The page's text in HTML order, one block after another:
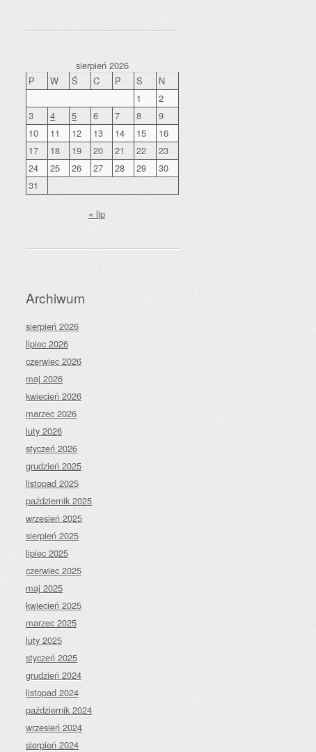
sierpień 2026
P
W Ś C P S
N
1
2
3
4 5 6 7 8
9
10
11 12 13 14 15
16
17
18 19 20 21 22
23
24
25 26 27 28 29
30
31
« lip
Archiwum
sierpień 2026
lipiec 2026
czerwiec 2026
maj 2026
kwiecień 2026
marzec 2026
luty 2026
styczeń 2026
grudzień 2025
listopad 2025
październik 2025
wrzesień 2025
sierpień 2025
lipiec 2025
czerwiec 2025
maj 2025
kwiecień 2025
marzec 2025
luty 2025
styczeń 2025
grudzień 2024
listopad 2024
październik 2024
wrzesień 2024
sierpień 2024